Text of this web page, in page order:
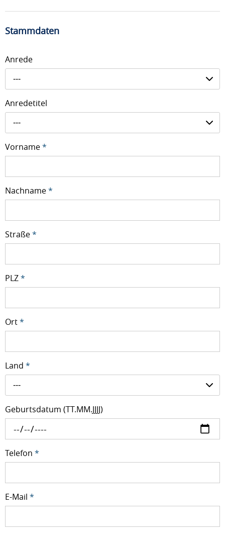
Stammdaten
Anrede
---
Anredetitel
---
Vorname*
Nachname*
Straße*
PLZ*
Ort*
Land *
---
Geburtsdatum (TT.MM.JJJJ)
Telefon *
E-Mail *